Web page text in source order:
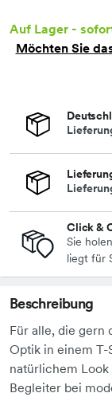
Auf Lager -
Möchten Sie
Click &
Sie
liegt für
Beschreibung
Für alle, die gern
Optik in einem
natürlichem
Begleiter bei